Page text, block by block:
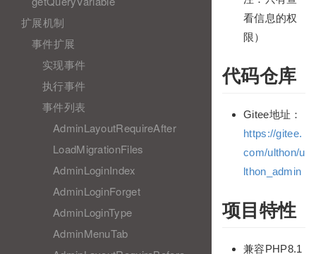
扩展机制
事件扩展
实现事件
执行事件
事件列表
AdminLayoutRequireAfter
LoadMigrationFiles
AdminLoginIndex
AdminLoginForget
AdminLoginType
AdminMenuTab
看信息的权
限）
代码仓库
Gitee地址：
https://gitee.
com/ulthon/u
lthon_admin
项目特性
兼容PHP8.1